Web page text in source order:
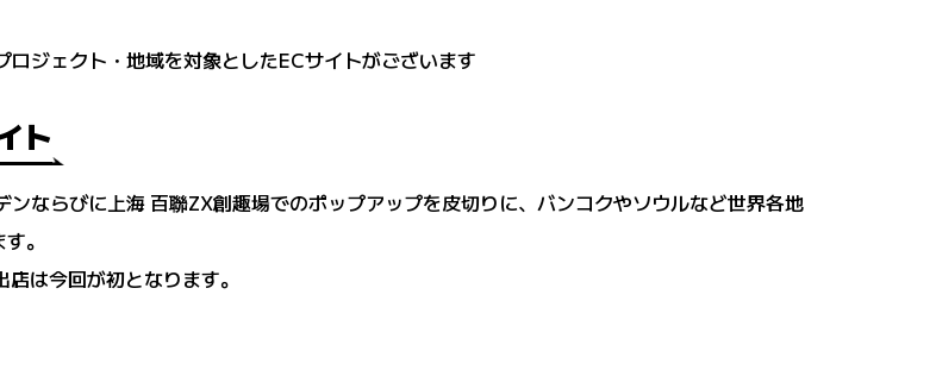
ジェクト・地域を対象としたECサイトがございます
ト
ならびに上海 百聯ZX創趣場でのポップアップを皮切りに、バンコクやソウルなど世界各地
。
は今回が初となります。